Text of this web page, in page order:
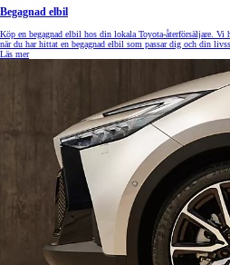
Begagnad elbil
Köp en begagnad elbil hos din lokala Toyota-återförsäljare.
när du har hittat en begagnad elbil som passar dig och din
Läs mer